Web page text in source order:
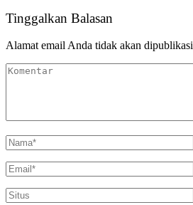
Tinggalkan Balasan
Alamat email Anda tidak akan